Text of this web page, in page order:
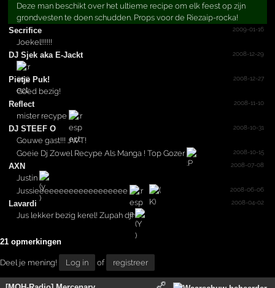
Deze man beschikt over het ultieme recipe om elk feest op zijn
grondvesten te doen schudden. Props voor de Riezaip-rocka!
Secrifice
2009-01-16
Joekel!!!!!!
DJ Sjek aka E-Jackt
2008-12-29
Pietje Puk! 2008-12-27
Goed bezig!
Reflect
2008-11-10
mister recype
DJ STEEF O
2008-10-31
Gouwe gast!!! JWT!
2008-10-15
Goeie Dj Zowel Recype Als Manga ! Top Gozer
AXN
2008-07-08
Justin
2008-06-06
Jussieeeeeeeeeeeeeeeeeee
Lavardi
2008-04-02
Jus lekker bezig kerel! Zupah dj!
21 opmerkingen
Deel je mening! Log in of registreer